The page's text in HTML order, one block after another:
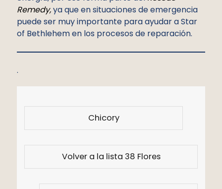
Remedy,ya que en situaciones de emergencia
puede ser muy importante para ayudar a Star
of Bethlehem en los procesos de reparación.
.
Chicory
Volver a la lista 38 Flores